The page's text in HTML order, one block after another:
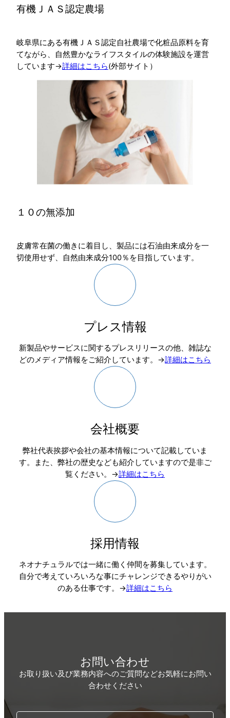
有機ＪＡＳ認定農場
岐阜県にある有機ＪＡＳ認定自社農場で化粧品原料を育
てながら、自然豊かなライフスタイルの体験施設を運営
しています→詳細はこちら(外部サイト）
１０の無添加
皮膚常在菌の働きに着目し、製品には石油由来成分を一
切使用せず、自然由来成分100％を目指しています。
プレス情報
新製品やサービスに関するプレスリリースの他、雑誌な
どのメディア情報をご紹介しています。→詳細はこちら
会社概要
弊社代表挨拶や会社の基本情報について記載していま
す。また、弊社の歴史なども紹介していますので是非ご
覧ください。→詳細はこちら
採用情報
ネオナチュラルでは一緒に働く仲間を募集しています。
自分で考えていろいろな事にチャレンジできるやりがい
のある仕事です。→詳細はこちら
お問い合わせ
お取り扱い及び業務内容へのご質問などお気軽にお問い
合わせください